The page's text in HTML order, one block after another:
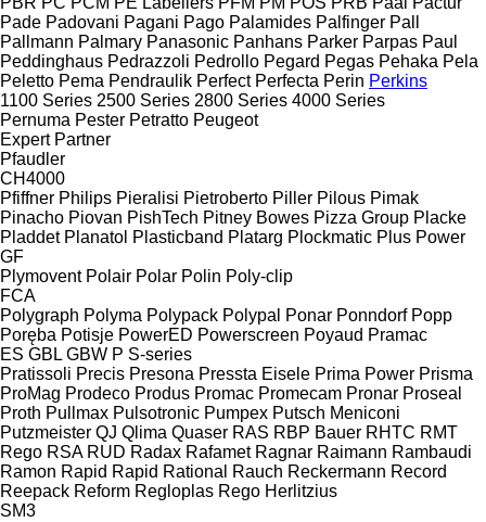
Pade Padovani Pagani Pago Palamides Palfinger Pall
Pallmann Palmary Panasonic Panhans Parker Parpas Paul
Peddinghaus Pedrazzoli Pedrollo Pegard Pegas Pehaka Pela
Peletto Pema Pendraulik Perfect Perfecta Perin Perkins
1100 Series 2500 Series 2800 Series 4000 Series
Pernuma Pester Petratto Peugeot
Expert Partner
Pfaudler
CH4000
Pfiffner Philips Pieralisi Pietroberto Piller Pilous Pimak
Pinacho Piovan PishTech Pitney Bowes Pizza Group Placke
Pladdet Planatol Plasticband Platarg Plockmatic Plus Power
GF
Plymovent Polair Polar Polin Poly-clip
FCA
Polygraph Polyma Polypack Polypal Ponar Ponndorf Popp
Poręba Potisje PowerED Powerscreen Poyaud Pramac
ES GBL GBW P S-series
Pratissoli Precis Presona Pressta Eisele Prima Power Prisma
ProMag Prodeco Produs Promac Promecam Pronar Proseal
Proth Pullmax Pulsotronic Pumpex Putsch Meniconi
Putzmeister QJ Qlima Quaser RAS RBP Bauer RHTC RMT
Rego RSA RUD Radax Rafamet Ragnar Raimann Rambaudi
Ramon Rapid Rapid Rational Rauch Reckermann Record
Reepack Reform Regloplas Rego Herlitzius
SM3